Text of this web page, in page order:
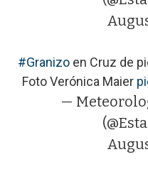
#Granizoen Cruz de
Foto Verónica Maier
—